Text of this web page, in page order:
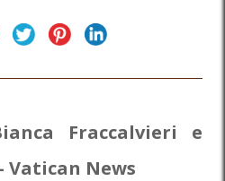
Fraccalvieri e
Vatican News